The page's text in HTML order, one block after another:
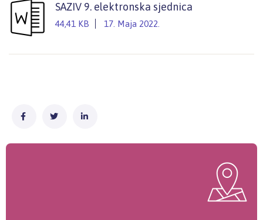
SAZIV 9. elektronska sjednica
44,41 KB 17. Maja 2022.